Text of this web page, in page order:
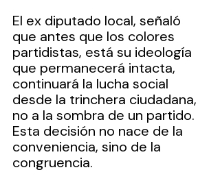
El ex diputado local, señaló
que antes que los colores
partidistas, está su ideología
que permanecerá intacta,
continuará la lucha social
desde la trinchera ciudadana,
no a la sombra de un partido.
Esta decisión no nace de la
conveniencia, sino de la
congruencia.